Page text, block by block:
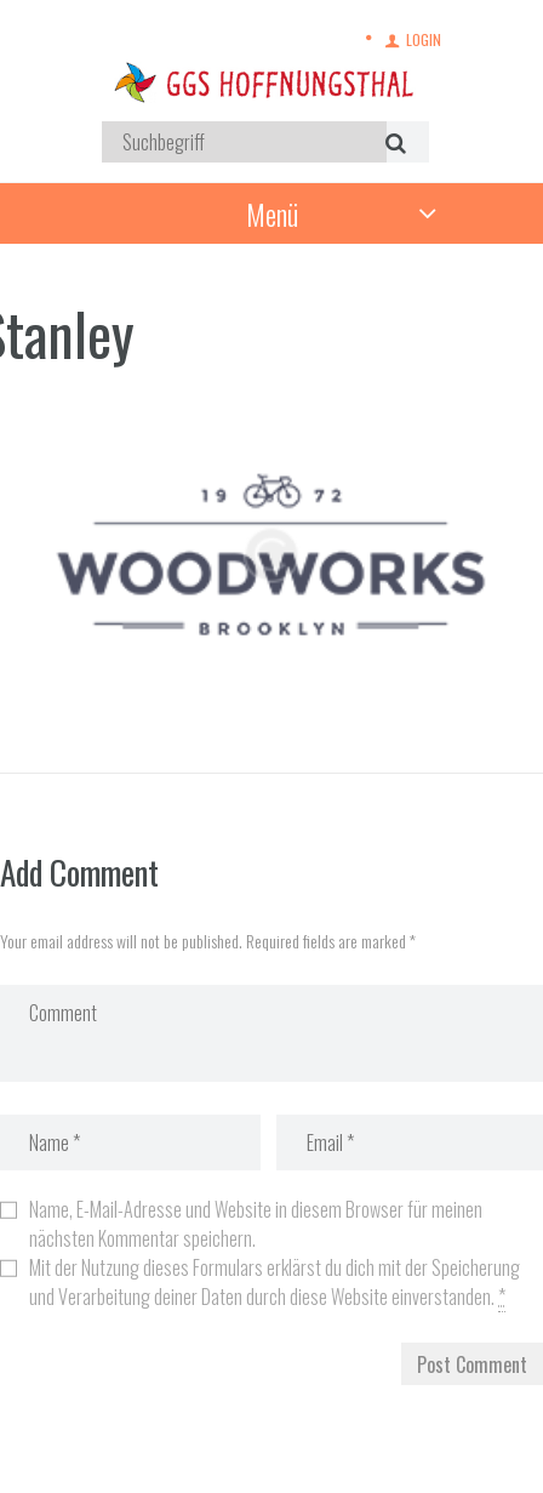
LOGIN
Menü
Add Comment
Your email address will not be published. Required fields are marked *
Name, E-Mail-Adresse und Website in diesem Browser für meinen
nächsten Kommentar speichern.
Mit der Nutzung dieses Formulars erklärst du dich mit der Speicherung
und Verarbeitung deiner Daten durch diese Website einverstanden. *